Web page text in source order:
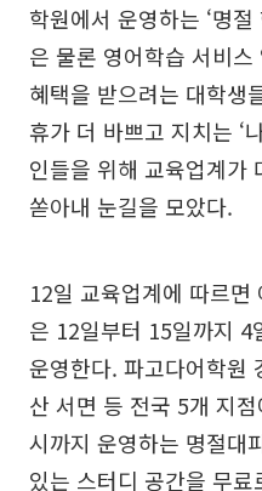
학원에서 운영하는 ‘명
은 물론 영어학습 서비
혜택을 받으려는 대학생
휴가 더 바쁘고 지치는 ‘
인들을 위해 교육업계가
쏟아내 눈길을 모았다.
12일 교육업계에 따르면
은 12일부터 15일까지 4
운영한다. 파고다어학원
산 서면 등 전국 5개 지
시까지 운영하는 명절대
있는 스터디 공간을 무